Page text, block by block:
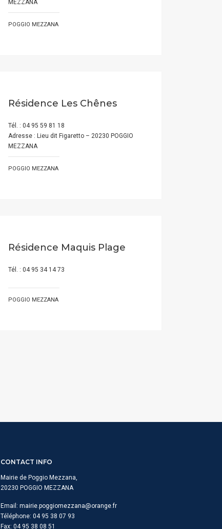
MEZZANA
POGGIO MEZZANA
Résidence Les Chênes
Tél. : 04 95 59 81 18
Adresse : Lieu dit Figaretto – 20230 POGGIO
MEZZANA
POGGIO MEZZANA
Résidence Maquis Plage
Tél. : 04 95 34 14 73
POGGIO MEZZANA
CONTACT INFO
Mairie de Poggio Mezzana,
20230 POGGIO MEZZANA
Email: mairie.poggiomezzana@orange.fr
Téléphone: 04 95 38 07 93
Fax: 04 95 38 08 51